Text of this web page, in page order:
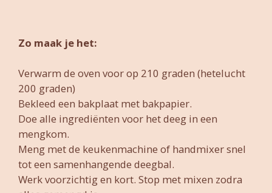
Zo maak je het:
Verwarm de oven voor op 210 graden (hetelucht
200 graden)
Bekleed een bakplaat met bakpapier.
Doe alle ingrediënten voor het deeg in een
mengkom.
Meng met de keukenmachine of handmixer snel
tot een samenhangende deegbal.
Werk voorzichtig en kort. Stop met mixen zodra